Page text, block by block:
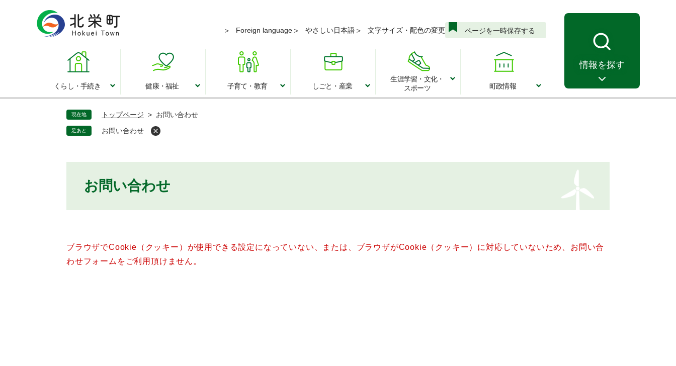
Foreign language やさしい日本語 文字サイズ・配色の変更 ページを一時保存する
情報を探す
くらし・手続き 健康・福祉 子育て・教育 しごと・産業
生涯学習・文化・
スポーツ
町政情報
現在地 トップページ > お問い合わせ
足あと お問い合わせ
お問い合わせ
ブラウザでCookie（クッキー）が使用できる設定になっていない、または、ブラウザがCookie（クッキー）に対応していないため、お問い合
わせフォームをご利用頂けません。